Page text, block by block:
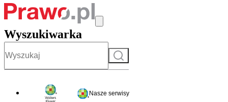
Wyszukiwarka
Szukaj
Nasze serwisy